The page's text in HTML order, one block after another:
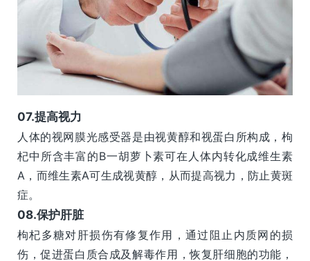
07.提高视力
人体的视网膜光感受器是由视黄醇和视蛋白所构成，枸
杞中所含丰富的B一胡萝卜素可在人体内转化成维生素
A，而维生素A可生成视黄醇，从而提高视力，防止黄斑
症。
08.保护肝脏
枸杞多糖对肝损伤有修复作用，通过阻止内质网的损
伤，促进蛋白质合成及解毒作用，恢复肝细胞的功能，